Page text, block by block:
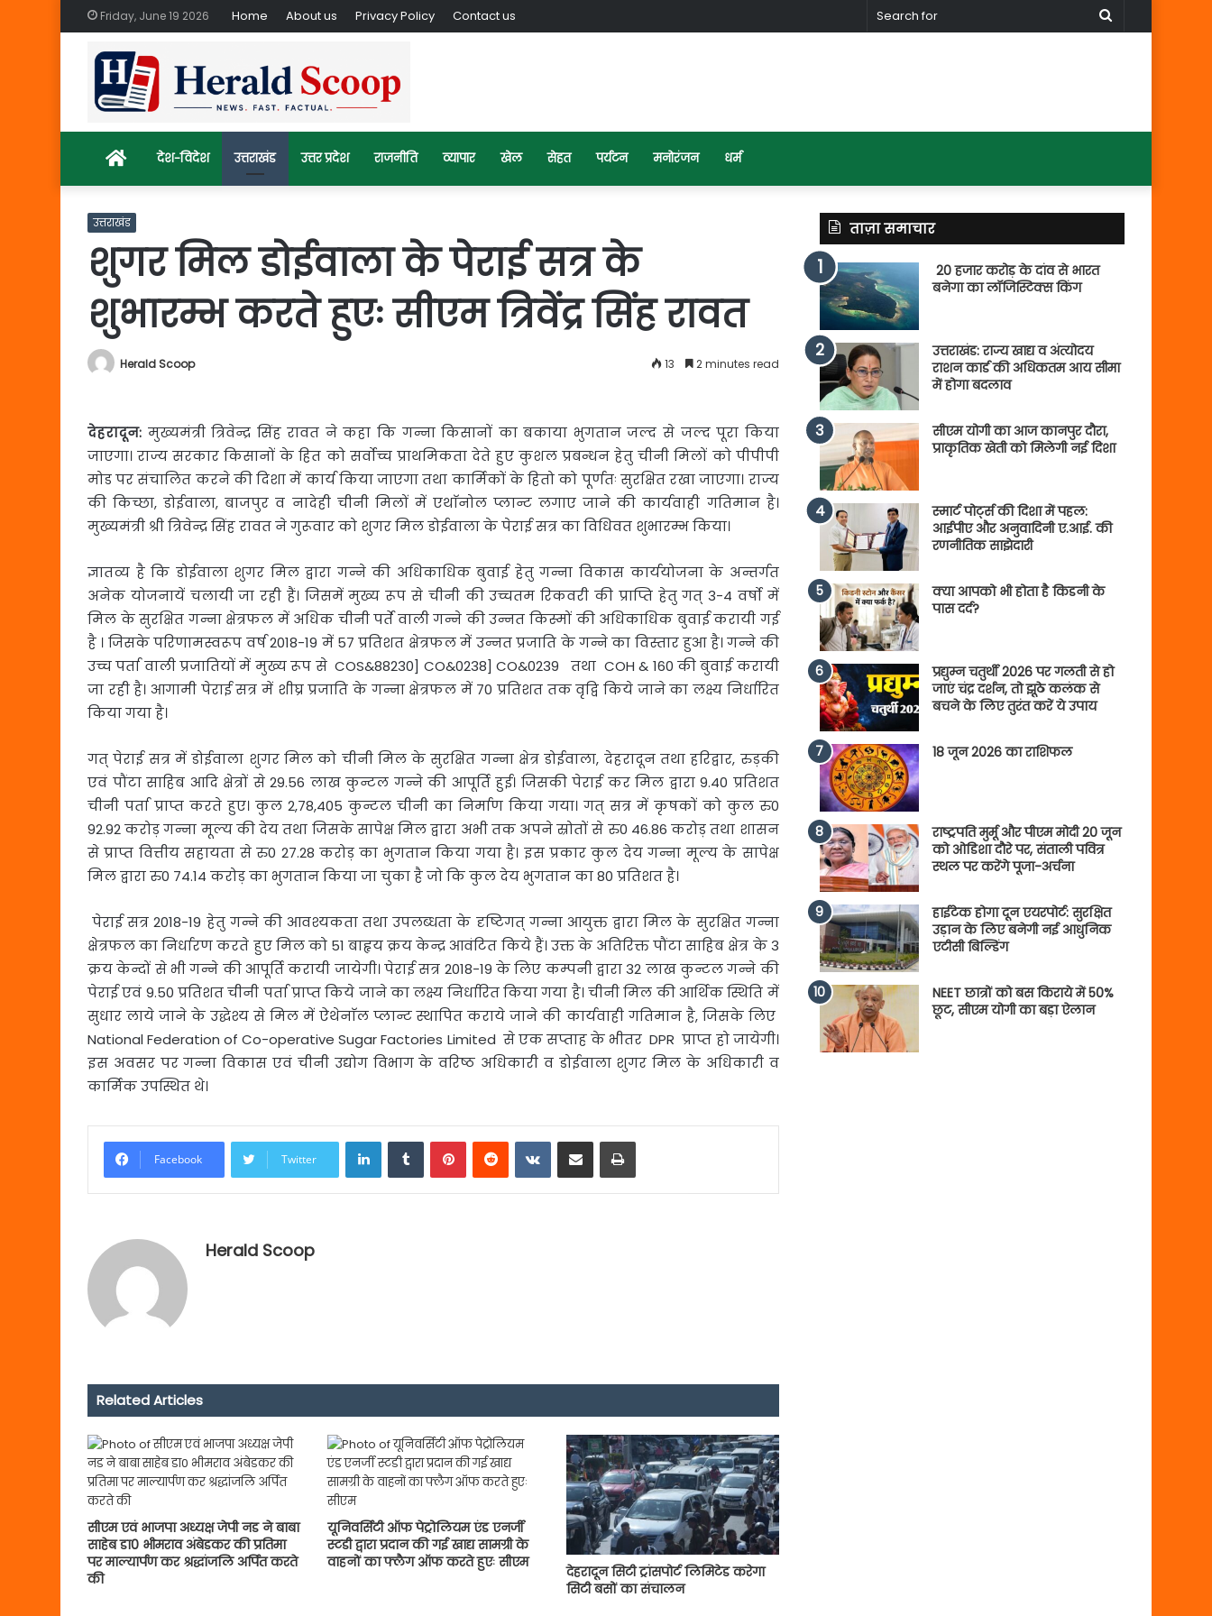
Friday, June 19 2026 Home About us Privacy Policy Contact us
Search
Homeदेश-विदेश उत्तराखंड उत्तर प्रदेश राजनीति व्यापार खेल सेहत पर्यटन मनोरंजन धर्म
उत्तराखंड
शुगर मिल डोईवाला के पेराई सत्र के
शुभारम्भ करते हुएः सीएम त्रिवेंद्र सिंह रावत
Herald Scoop 13 2 minutes read
देहरादून: मुख्यमंत्री त्रिवेन्द्र सिंह रावत ने कहा कि गन्ना किसानों काबकाया भुगतान जल्द से जल्द पूरा किया
जाएगा। राज्य सरकार किसानों के हित को सर्वोच्च प्राथमिकता देते हुए कुशल प्रबन्धन हेतु चीनी मिलों को पीपीपी
मोड पर संचालित करने की दिशा में कार्य किया जाएगा तथा कार्मिकों के हितो को पूर्णतः सुरक्षित रखा जाएगा। राज्य
की किच्छा, डोईवाला, बाजपुर व नादेही चीनी मिलों में एथाॅनोल प्लान्ट लगाए जाने की कार्यवाही गतिमान है।
मुख्यमंत्री श्री त्रिवेन्द्र सिंह रावत ने गुरूवार को शुगर मिल डोईवाला के पेराई सत्र का विधिवत शुभारम्भ किया।
ज्ञातव्य है कि डोईवाला शुगर मिल द्वारा गन्ने की अधिकाधिक बुवाई हेतु गन्ना विकास कार्ययोजना के अन्तर्गत
अनेक योजनायें चलायी जा रही हैं। जिसमें मुख्य रूप से चीनी की उच्चतम रिकवरी की प्राप्ति हेतु गत् 3-4 वर्षो में
मिल के सुरक्षित गन्ना क्षेत्रफल में अधिक चीनी पर्ते वाली गन्ने की उन्नत किस्मों की अधिकाधिक बुवाई करायी गई
है । जिसके परिणामस्वरूप वर्ष 2018-19 में 57 प्रतिशत क्षेत्रफल में उन्नत प्रजाति के गन्ने का विस्तार हुआ है। गन्ने की
उच्च पर्ता वाली प्रजातियों में मुख्य रूप से COS&88230] CO&0238] CO&0239 तथा COH & 160 की बुवाई करायी
जा रही है। आगामी पेराई सत्र में शीघ्र प्रजाति के गन्ना क्षेत्रफल में 70 प्रतिशत तक वृद्वि किये जाने का लक्ष्य निर्धारित
किया गया है।
गत् पेराई सत्र में डोईवाला शुगर मिल को चीनी मिल के सुरक्षित गन्ना क्षेत्र डोईवाला, देहरादून तथा हरिद्वार, रुड़की
एवं पौंटा साहिब आदि क्षेत्रों से 29.56 लाख कुन्टल गन्ने की आपूर्ति हुई। जिसकी पेराई कर मिल द्वारा 9.40 प्रतिशत
चीनी पर्ता प्राप्त करते हुए। कुल 2,78,405 कुन्टल चीनी का निर्माण किया गया। गत् सत्र में कृषकों को कुल रु0
92.92 करोड़ गन्ना मूल्य की देय तथा जिसके सापेक्ष मिल द्वारा अभी तक अपने स्रोतों से रु0 46.86 करोड़ तथा शासन
से प्राप्त वित्तीय सहायता से रु0 27.28 करोड़ का भुगतान किया गया है। इस प्रकार कुल देय गन्ना मूल्य के सापेक्ष
मिल द्वारा रु0 74.14 करोड़ का भुगतान किया जा चुका है जो कि कुल देय भुगतान का 80 प्रतिशत है।
पेराई सत्र 2018-19 हेतु गन्ने की आवश्यकता तथा उपलब्धता के दृष्टिगत् गन्ना आयुक्त द्वारा मिल के सुरक्षित गन्ना
क्षेत्रफल का निर्धारण करते हुए मिल को 51 बाहृय क्रय केन्द्र आवंटित किये हैं। उक्त के अतिरिक्त पौंटा साहिब क्षेत्र के 3
क्रय केन्दों से भी गन्ने की आपूर्ति करायी जायेगी। पेराई सत्र 2018-19 के लिए कम्पनी द्वारा 32 लाख कुन्टल गन्ने की
पेराई एवं 9.50 प्रतिशत चीनी पर्ता प्राप्त किये जाने का लक्ष्य निर्धारित किया गया है। चीनी मिल की आर्थिक स्थिति में
सुधार लाये जाने के उद्धेश्य से मिल में ऐथेनाॅल प्लान्ट स्थापित कराये जाने की कार्यवाही गतिमान है, जिसके लिए
National Federation of Co-operative Sugar Factories Limited से एक सप्ताह के भीतर DPR प्राप्त हो जायेगी।
इस अवसर पर गन्ना विकास एवं चीनी उद्योग विभाग के वरिष्ठ अधिकारी व डोईवाला शुगर मिल के अधिकारी व
कार्मिक उपस्थित थे।
Facebook Twitter
LinkedInTumblrPinterestReddit VKontakte
Share via Email Print
Herald Scoop
Related Articles
सीएम एवं भाजपा अध्यक्ष जेपी नड ने बाबा
साहेब डा0 भीमराव अंबेडकर की प्रतिमा
पर माल्यार्पण कर श्रद्धांजलि अर्पित करते
की
यूनिवर्सिटी ऑफ पेट्रोलियम एंड एनर्जी
स्टडी द्वारा प्रदान की गई खाद्य सामग्री के
वाहनों का फ्लैग ऑफ करते हुएः सीएम
देहरादून सिटी ट्रांसपोर्ट लिमिटेड करेगा
सिटी बसों का संचालन
ताज़ा समाचार
20 हजार करोड़ के दांव से भारत
बनेगा का लॉजिस्टिक्स किंग
उत्तराखंड: राज्य खाद्य व अंत्योदय
राशन कार्ड की अधिकतम आय सीमा
में होगा बदलाव
सीएम योगी का आज कानपुर दौरा,
प्राकृतिक खेती को मिलेगी नई दिशा
स्मार्ट पोर्ट्स की दिशा में पहल:
आईपीए और अनुवादिनी ए.आई. की
रणनीतिक साझेदारी
क्या आपको भी होता है किडनी के
पास दर्द?
प्रद्युम्न चतुर्थी 2026 पर गलती से हो
जाएं चंद्र दर्शन, तो झूठे कलंक से
बचने के लिए तुरंत करें ये उपाय
18 जून 2026 का राशिफल
राष्ट्रपति मुर्मू और पीएम मोदी 20 जून
को ओडिशा दौरे पर, संताली पवित्र
स्थल पर करेंगे पूजा-अर्चना
हाईटेक होगा दून एयरपोर्ट: सुरक्षित
उड़ान के लिए बनेगी नई आधुनिक
एटीसी बिल्डिंग
NEET छात्रों को बस किराये में 50%
छूट, सीएम योगी का बड़ा ऐलान